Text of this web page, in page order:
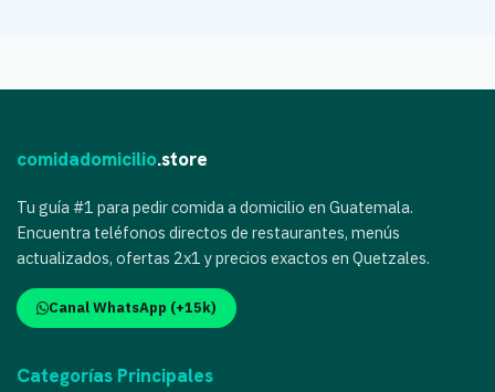
comidadomicilio.store
Tu guía #1 para pedir comida a domicilio en Guatemala.
Encuentra teléfonos directos de restaurantes, menús
actualizados, ofertas 2x1 y precios exactos en Quetzales.
Canal WhatsApp (+15k)
Categorías Principales